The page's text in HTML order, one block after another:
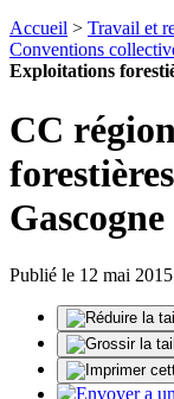
Accueil > Travail et
Conventions
Exploitations
CC
Gascogne
Publié le 12 mai